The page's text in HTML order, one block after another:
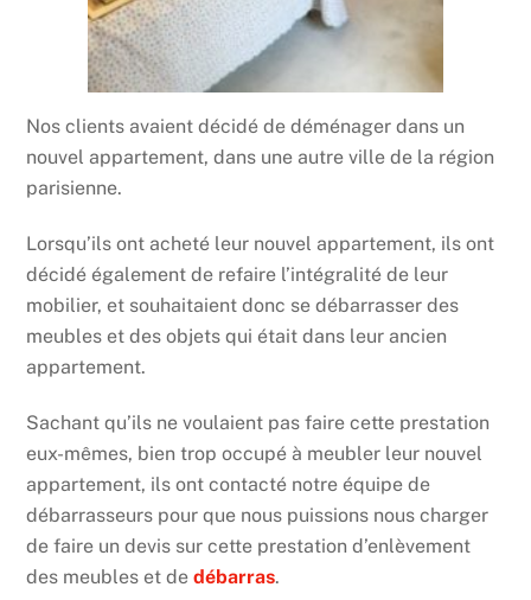
Nos clients avaient décidé de déménager dans un
nouvel appartement, dans une autre ville de la région
parisienne.
Lorsqu’ils ont acheté leur nouvel appartement, ils ont
décidé également de refaire l’intégralité de leur
mobilier, et souhaitaient donc se débarrasser des
meubles et des objets qui était dans leur ancien
appartement.
Sachant qu’ils ne voulaient pas faire cette prestation
eux-mêmes, bien trop occupé à meubler leur nouvel
appartement, ils ont contacté notre équipe de
débarrasseurs pour que nous puissions nous charger
de faire un devis sur cette prestation d’enlèvement
des meubles et dedébarras.